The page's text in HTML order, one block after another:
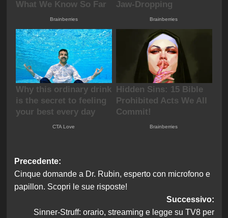
Navigazione
articolo
Precedente:
Cinque domande a Dr. Rubin, esperto con microfono e
papillon. Scopri le sue risposte!
Successivo:
Sinner-Struff: orario, streaming e legge su TV8 per